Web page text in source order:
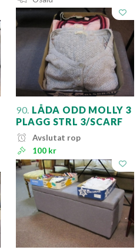
90. LÅDA ODD MOLLY 3
PLAGG STRL 3/SCARF
Avslutat rop
100 kr